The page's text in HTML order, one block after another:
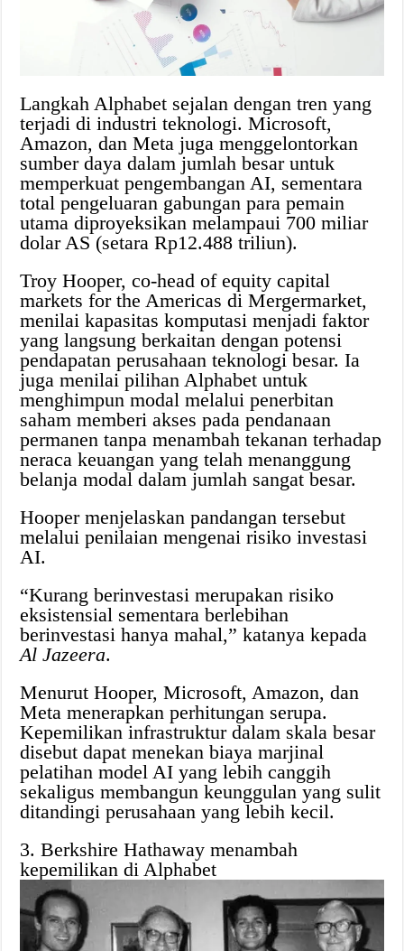
Langkah Alphabet sejalan dengan tren yang
terjadi di industri teknologi. Microsoft,
Amazon, dan Meta juga menggelontorkan
sumber daya dalam jumlah besar untuk
memperkuat pengembangan AI, sementara
total pengeluaran gabungan para pemain
utama diproyeksikan melampaui 700 miliar
dolar AS (setara Rp12.488 triliun).
Troy Hooper, co-head of equity capital
markets for the Americas di Mergermarket,
menilai kapasitas komputasi menjadi faktor
yang langsung berkaitan dengan potensi
pendapatan perusahaan teknologi besar. Ia
juga menilai pilihan Alphabet untuk
menghimpun modal melalui penerbitan
saham memberi akses pada pendanaan
permanen tanpa menambah tekanan terhadap
neraca keuangan yang telah menanggung
belanja modal dalam jumlah sangat besar.
Hooper menjelaskan pandangan tersebut
melalui penilaian mengenai risiko investasi
AI.
“Kurang berinvestasi merupakan risiko
eksistensial sementara berlebihan
berinvestasi hanya mahal,” katanya kepada
Al Jazeera.
Menurut Hooper, Microsoft, Amazon, dan
Meta menerapkan perhitungan serupa.
Kepemilikan infrastruktur dalam skala besar
disebut dapat menekan biaya marjinal
pelatihan model AI yang lebih canggih
sekaligus membangun keunggulan yang sulit
ditandingi perusahaan yang lebih kecil.
3. Berkshire Hathaway menambah
kepemilikan di Alphabet